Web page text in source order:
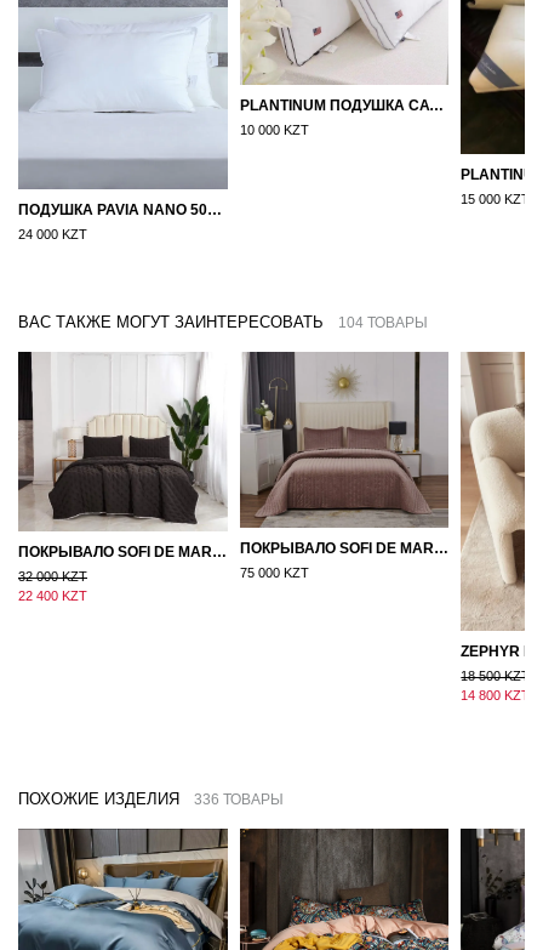
ПОДУШКА PAVIA NANO 50X70
24 000 KZT
PLANTINUM ПОДУШКА САТИН, ШЕЛК 50Х70
10 000 KZT
15 000 KZT
ВАС ТАКЖЕ МОГУТ ЗАИНТЕРЕСОВАТЬ 104 ТОВАРЫ
ПОКРЫВАЛО SOFI DE MARKO 160×220 БРОУДИ ЧЕРНО-БЕЖЕВОЕ
32 000 KZT
22 400 KZT
ПОКРЫВАЛО SOFI DE MARKO ВЕЛЮР 240×260 ФЕРДИНАНД (МОККО)
75 000 KZT
18 500 KZT
14 800 KZT
ПОХОЖИЕ ИЗДЕЛИЯ 336 ТОВАРЫ